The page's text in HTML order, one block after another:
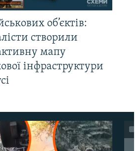
об’єктів:
створили
мапу
інфраструктури